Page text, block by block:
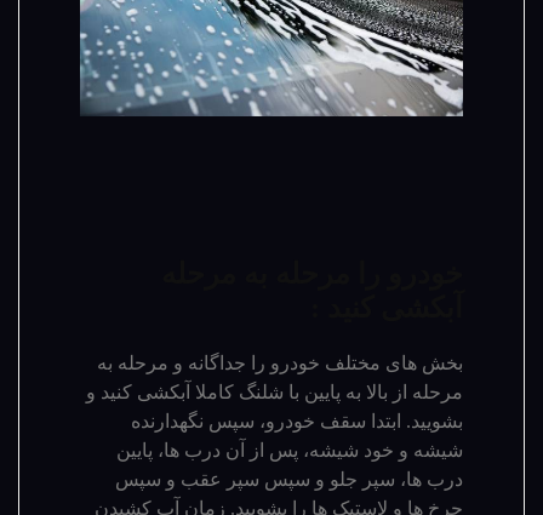
بخش های مختلف خودرو را جداگانه و مرحله به
مرحله از بالا به پایین با شلنگ کاملا آبکشی کنید و
بشویید. ابتدا سقف خودرو، سپس نگهدارنده
شیشه و خود شیشه، پس از آن درب ها، پایین
درب ها، سپر جلو و سپس سپر عقب و سپس
چرخ ها و لاستیک ها را بشویید. زمان آب کشیدن